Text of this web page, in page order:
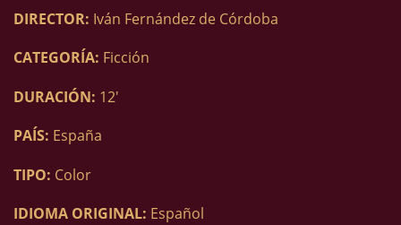
DIRECTOR: Iván Fernández de Córdoba
CATEGORÍA: Ficción
DURACIÓN: 12′
PAÍS: España
TIPO: Color
IDIOMA ORIGINAL: Español